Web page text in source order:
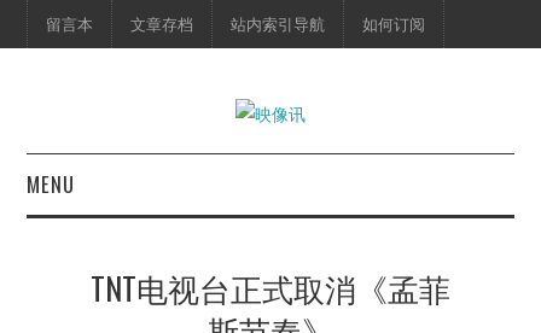
留言本 文章存档 站内索引导航 如何订阅
MENU
映像快讯
TNT电视台正式取消《孟菲